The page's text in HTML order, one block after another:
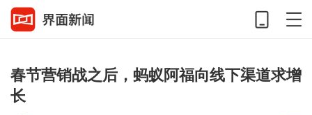
春节营销战之后，蚂蚁阿福向线下渠道求增
长